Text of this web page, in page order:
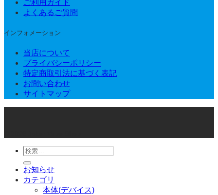
ご利用ガイド
よくあるご質問
インフォメーション
当店について
プライバシーポリシー
特定商取引法に基づく表記
お問い合わせ
サイトマップ
検
索
対
象:
お知らせ
カテゴリ
本体(デバイス)